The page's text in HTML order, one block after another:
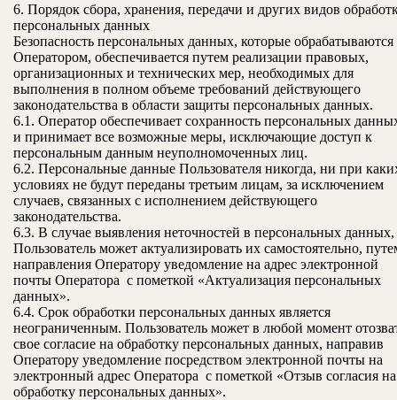
6. Порядок сбора, хранения, передачи и других видов
персональных данных
Безопасность персональных данных, которые обрабатываются
Оператором, обеспечивается путем реализации правовых,
организационных и технических мер, необходимых для
выполнения в полном объеме требований действующего
законодательства в области защиты персональных данных.
6.1. Оператор обеспечивает сохранность персональных
и принимает все возможные меры, исключающие доступ к
персональным данным неуполномоченных лиц.
6.2. Персональные данные Пользователя никогда, ни при
условиях не будут переданы третьим лицам, за исключением
случаев, связанных с исполнением действующего
законодательства.
6.3. В случае выявления неточностей в персональных данных,
Пользователь может актуализировать их самостоятельно,
направления Оператору уведомление на адрес электронной
почты Оператора с пометкой «Актуализация персональных
данных».
6.4. Срок обработки персональных данных является
неограниченным. Пользователь может в любой момент
свое согласие на обработку персональных данных, направив
Оператору уведомление посредством электронной почты на
электронный адрес Оператора с пометкой «Отзыв согласия на
обработку персональных данных».